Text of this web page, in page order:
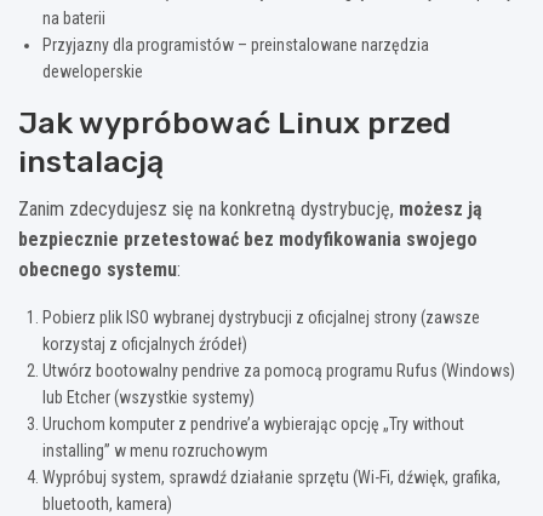
na baterii
Przyjazny dla programistów – preinstalowane narzędzia
deweloperskie
Jak wypróbować Linux przed
instalacją
Zanim zdecydujesz się na konkretną dystrybucję, możesz ją
bezpiecznie przetestować bez modyfikowania swojego
obecnego systemu:
Pobierz plik ISO wybranej dystrybucji z oficjalnej strony (zawsze
korzystaj z oficjalnych źródeł)
Utwórz bootowalny pendrive za pomocą programu Rufus (Windows)
lub Etcher (wszystkie systemy)
Uruchom komputer z pendrive’a wybierając opcję „Try without
installing” w menu rozruchowym
Wypróbuj system, sprawdź działanie sprzętu (Wi-Fi, dźwięk, grafika,
bluetooth, kamera)